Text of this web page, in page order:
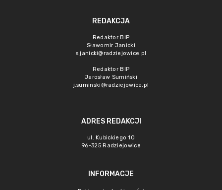
REDAKCJA
Redaktor BIP
Sławomir Janicki
s.janicki@radziejowice.pl
Redaktor BIP
Jarosław Sumiński
j.suminski@radziejowice.pl
ADRES REDAKCJI
ul. Kubickiego 10
96-325 Radziejowice
INFORMACJE